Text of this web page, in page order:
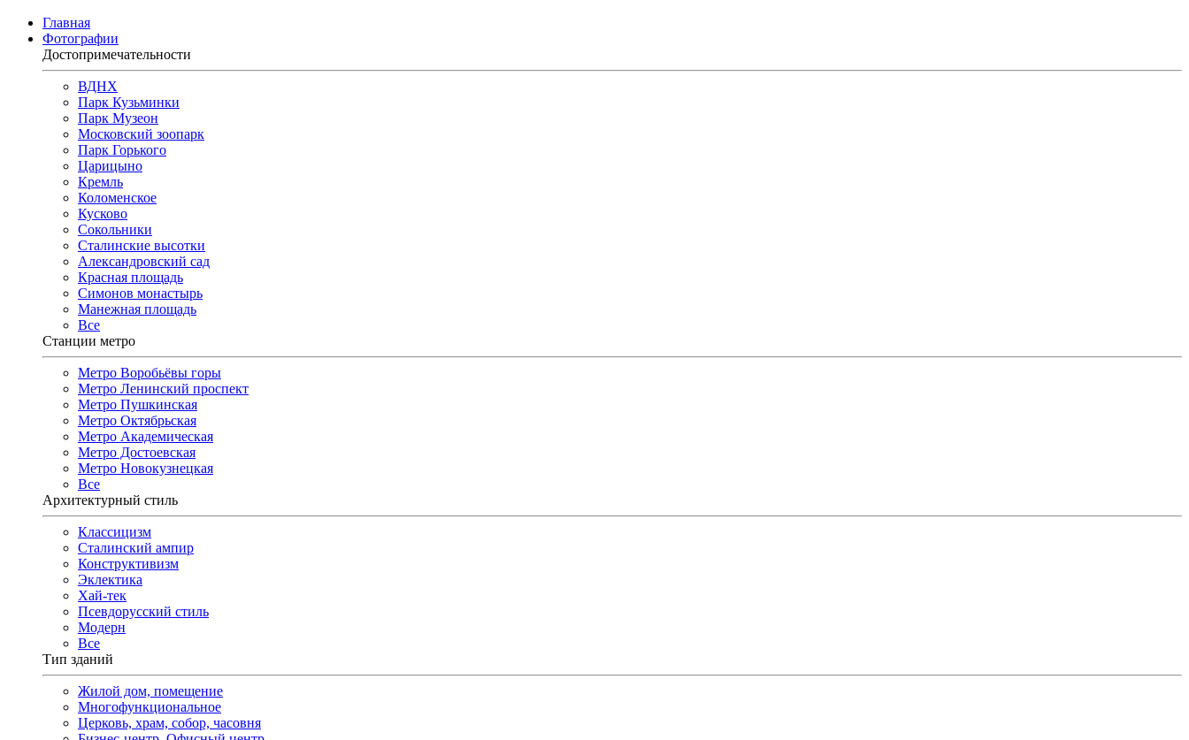
Главная
Фотографии
Достопримечательности
ВДНХ
Парк Кузьминки
Парк Музеон
Московский зоопарк
Парк Горького
Царицыно
Кремль
Коломенское
Кусково
Сокольники
Сталинские высотки
Александровский сад
Красная площадь
Симонов монастырь
Манежная площадь
Все
Станции метро
Метро Воробьёвы горы
Метро Ленинский проспект
Метро Пушкинская
Метро Октябрьская
Метро Академическая
Метро Достоевская
Метро Новокузнецкая
Все
Архитектурный стиль
Классицизм
Сталинский ампир
Конструктивизм
Эклектика
Хай-тек
Псевдорусский стиль
Модерн
Все
Тип зданий
Жилой дом, помещение
Многофункциональное
Церковь, храм, собор, часовня